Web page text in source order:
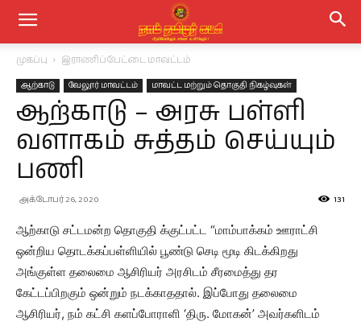
முகப்பு இராணிப்பேட்டை மாவட்டம்
ஆற்காடு வேலூர் மாவட்டம் மாவட்ட மற்றும் தொகுதி நிகழ்வுகள்
ஆற்காடு – அரசு பள்ளி
வளாகம் சுத்தம் செய்யும்
பணி
அக்டோபர் 26, 2020 131
ஆற்காடு சட்டமன்ற தொகுதி க்குட்பட்ட “மாம்பாக்கம் ஊராட்சி
ஒன்றிய தொடக்கப்பள்ளியில் பூண்டு செடி மூடி கிடக்கிறது
அங்குள்ள தலைமை ஆசிரியர் அரசிடம் சீரமைத்து தர
கேட்டப்பிறகும் ஒன்றும் நடக்காததால். இப்போது தலைமை
ஆசிரியர், நம் கட்சி களப்போராளி ‘திரு. மோகன்’ ⁩அவர்களிடம்